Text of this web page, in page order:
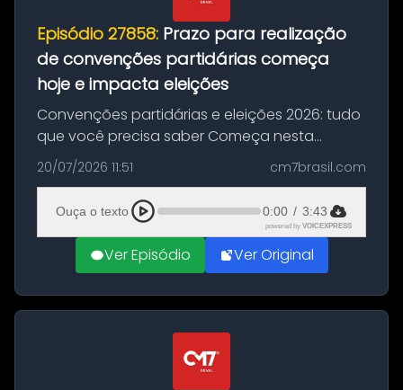
Episódio 27858: Prazo para realização
de convenções partidárias começa
hoje e impacta eleições
Convenções partidárias e eleições 2026: tudo
que você precisa saber Começa nesta
segunda-feira e vai até 5 de agosto o prazo
para que partidos políticos e federações
partidárias realizem suas convençõ...
20/07/2026 11:51 cm7brasil.com
Ouça o texto 0:00 / 3:43
powered by VOICEXPRESS
Ver Episódio Ver Original